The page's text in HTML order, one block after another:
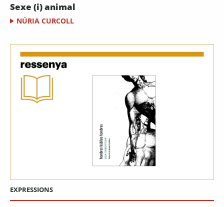
Sexe (i) animal
NÚRIA CURCOLL
EXPRESSIONS